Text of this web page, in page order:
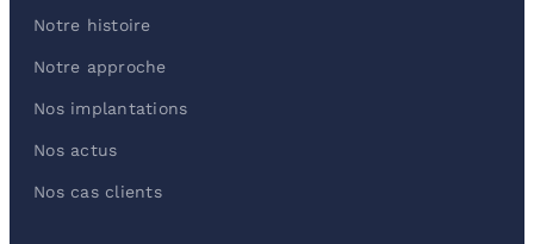
Notre histoire
Notre approche
Nos implantations
Nos actus
Nos cas clients